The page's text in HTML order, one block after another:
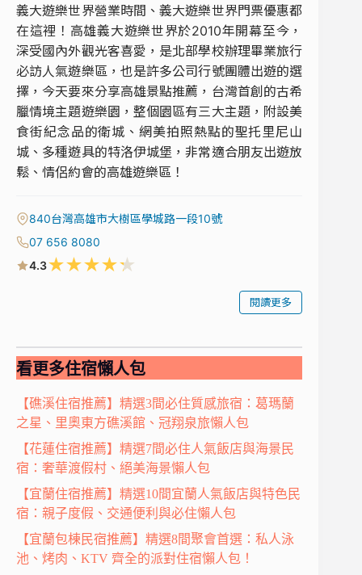
義大遊樂世界營業時間、義大遊樂世界門票優惠都
在這裡！高雄義大遊樂世界於2010年開幕至今，
深受國內外觀光客喜愛，是北部學校辦理畢業旅行
必訪人氣遊樂區，也是許多公司行號團體出遊的選
擇，今天要來分享高雄景點推薦，台灣首創的古希
臘情境主題遊樂園，整個園區有三大主題，附設美
食街紀念品的衛城、網美拍照熱點的聖托里尼山
城、多種遊具的特洛伊城堡，非常適合朋友出遊放
鬆、情侶約會的高雄遊樂區！
840台灣高雄市大樹區學城路一段10號
07 656 8080
4.3★★★★★
閱讀更多
看更多住宿懶人包
【礁溪住宿推薦】精選3間必住質感旅宿：葛瑪蘭
之星、里奧東方礁溪館、冠翔泉旅懶人包
【花蓮住宿推薦】精選7間必住人氣飯店與海景民
宿：奢華渡假村、絕美海景懶人包
【宜蘭住宿推薦】精選10間宜蘭人氣飯店與特色民
宿：親子度假、交通便利與必住懶人包
【宜蘭包棟民宿推薦】精選8間聚會首選：私人泳
池、烤肉、KTV 齊全的派對住宿懶人包！